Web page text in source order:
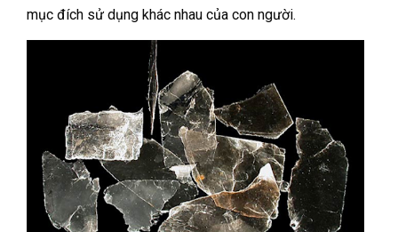
mục đích sử dụng khác nhau của con người.